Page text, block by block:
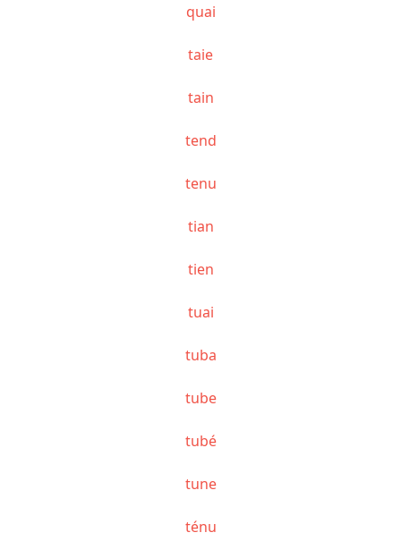
quai
taie
tain
tend
tenu
tian
tien
tuai
tuba
tube
tubé
tune
ténu